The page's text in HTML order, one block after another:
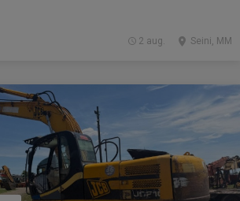
Seini, MM
2 aug.